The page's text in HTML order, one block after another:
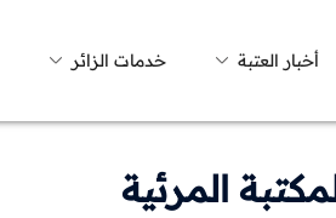
أخبار العتبة خدمات الزائر
المرئية